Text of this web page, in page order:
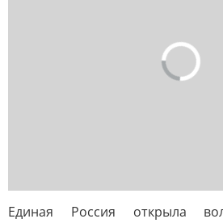
Единая Россия открыла